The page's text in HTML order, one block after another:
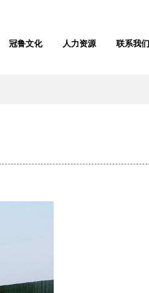
冠鲁文化 人力资源 联系我们